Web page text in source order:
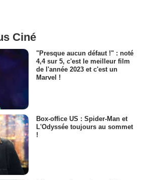
Ciné
"Presque aucun défaut !" : noté
4,4 sur 5, c'est le meilleur film
de l'année 2023 et c'est un
Marvel !
Box-office US : Spider-Man et
L'Odyssée toujours au sommet
!